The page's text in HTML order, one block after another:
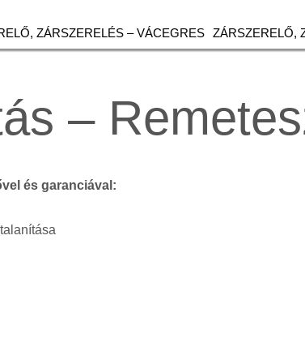
ZÁRSZERELÉS – VÁCEGRES ZÁRSZERELŐ,
–
és garanciával: